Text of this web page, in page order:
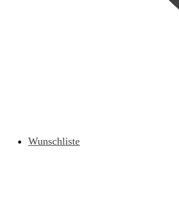
Wunschliste